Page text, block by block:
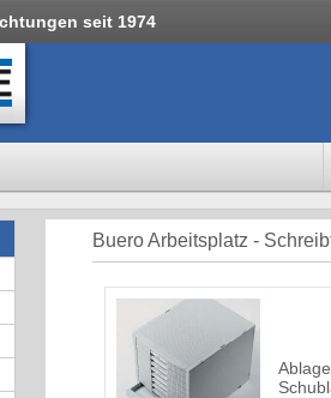
seit 1974
Buero Arbeitsplatz -